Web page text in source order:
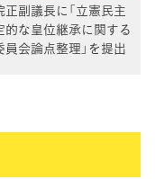
正副議長に「立憲民主
的な皇位継承に関する
員会論点整理」を提出